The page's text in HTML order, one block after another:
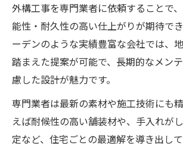
外構工事を専門業者に依頼することで
能性・耐久性の高い仕上がりが期待で
ーデンのような実績豊富な会社では、
踏まえた提案が可能で、長期的なメン
慮した設計が魅力です。
専門業者は最新の素材や施工技術にも
えば耐候性の高い舗装材や、手入れが
定など、住宅ごとの最適解を導き出し